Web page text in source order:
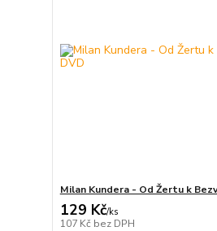
Milan Kundera - Od Žertu k
129 Kč/ks
107 Kč bez DPH